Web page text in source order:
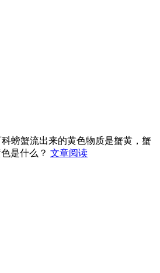
螃蟹流出来的黄色物质是蟹黄，蟹
是什么？ 文章阅读